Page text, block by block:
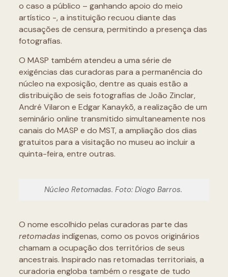
o caso a público – ganhando apoio do meio
artístico -, a instituição recuou diante das
acusações de censura, permitindo a presença das
fotografias.
O MASP também atendeu a uma série de
exigências das curadoras para a permanência do
núcleo na exposição, dentre as quais estão a
distribuição de seis fotografias de João Zinclar,
André Vilaron e Edgar Kanaykõ, a realização de um
seminário online transmitido simultaneamente nos
canais do MASP e do MST, a ampliação dos dias
gratuitos para a visitação no museu ao incluir a
quinta-feira, entre outras.
Núcleo Retomadas. Foto: Diogo Barros.
O nome escolhido pelas curadoras parte das
retomadasindígenas, como os povos originários
chamam a ocupação dos territórios de seus
ancestrais. Inspirado nas retomadas territoriais, a
curadoria engloba também o resgate de tudo